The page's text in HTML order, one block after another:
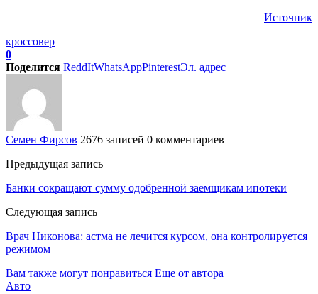
Источник
кроссовер
0
Поделится ReddItWhatsAppPinterestЭл. адрес
Семен Фирсов 2676 записей 0 комментариев
Предыдущая запись
Банки сокращают сумму одобренной заемщикам ипотеки
Следующая запись
Врач Никонова: астма не лечится курсом, она контролируется
режимом
Вам также могут понравиться Еще от автора
Авто